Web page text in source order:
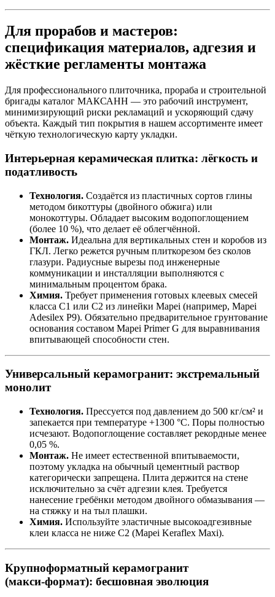
Для прорабов и мастеров:
спецификация материалов, адгезия и
жёсткие регламенты монтажа
Для профессионального плиточника, прораба и строительной
бригады каталог МАКСАНН — это рабочий инструмент,
минимизирующий риски рекламаций и ускоряющий сдачу
объекта. Каждый тип покрытия в нашем ассортименте имеет
чёткую технологическую карту укладки.
Интерьерная керамическая плитка: лёгкость и
податливость
Технология. Создаётся из пластичных сортов глины
методом бикоттуры (двойного обжига) или
монокоттуры. Обладает высоким водопоглощением
(более 10 %), что делает её облегчённой.
Монтаж. Идеальна для вертикальных стен и коробов из
ГКЛ. Легко режется ручным плиткорезом без сколов
глазури. Радиусные вырезы под инженерные
коммуникации и инсталляции выполняются с
минимальным процентом брака.
Химия. Требует применения готовых клеевых смесей
класса C1 или C2 из линейки Mapei (например, Mapei
Adesilex P9). Обязательно предварительное грунтование
основания составом Mapei Primer G для выравнивания
впитывающей способности стен.
Универсальный керамогранит: экстремальный
монолит
Технология. Прессуется под давлением до 500 кг/см² и
запекается при температуре +1300 °C. Поры полностью
исчезают. Водопоглощение составляет рекордные менее
0,05 %.
Монтаж. Не имеет естественной впитываемости,
поэтому укладка на обычный цементный раствор
категорически запрещена. Плита держится на стене
исключительно за счёт адгезии клея. Требуется
нанесение гребёнки методом двойного обмазывания —
на стяжку и на тыл плашки.
Химия. Используйте эластичные высокоадгезивные
клеи класса не ниже C2 (Mapei Keraflex Maxi).
Крупноформатный керамогранит
(макси‑формат): бесшовная эволюция